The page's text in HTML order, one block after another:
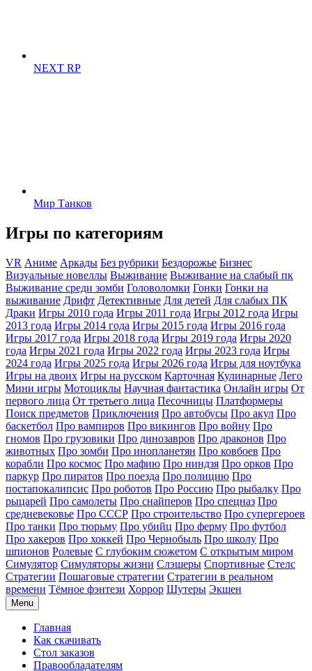
NEXT RP
Мир Танков
Игры по категориям
VR Аниме Аркады Без рубрики Бездорожье Бизнес
Визуальные новеллы Выживание Выживание на слабый пк
Выживание среди зомби Головоломки Гонки Гонки на
выживание Дрифт Детективные Для детей Для слабых ПК
Драки Игры 2010 года Игры 2011 года Игры 2012 года Игры
2013 года Игры 2014 года Игры 2015 года Игры 2016 года
Игры 2017 года Игры 2018 года Игры 2019 года Игры 2020
года Игры 2021 года Игры 2022 года Игры 2023 года Игры
2024 года Игры 2025 года Игры 2026 года Игры для ноутбука
Игры на двоих Игры на русском Карточная Кулинарные Лего
Мини игры Мотоциклы Научная фантастика Онлайн игры От
первого лица От третьего лица Песочницы Платформеры
Поиск предметов Приключения Про автобусы Про акул Про
баскетбол Про вампиров Про викингов Про войну Про
гномов Про грузовики Про динозавров Про драконов Про
животных Про зомби Про инопланетян Про ковбоев Про
корабли Про космос Про мафию Про ниндзя Про орков Про
паркур Про пиратов Про поезда Про полицию Про
постапокалипсис Про роботов Про Россию Про рыбалку Про
рыцарей Про самолеты Про снайперов Про спецназ Про
средневековье Про СССР Про строительство Про супергероев
Про танки Про тюрьму Про убийц Про ферму Про футбол
Про хакеров Про хоккей Про Чернобыль Про школу Про
шпионов Ролевые С глубоким сюжетом С открытым миром
Симулятор Симуляторы жизни Слэшеры Спортивные Стелс
Стратегии Пошаговые стратегии Стратегии в реальном
времени Тёмное фэнтези Хоррор Шутеры Экшен
Menu
Главная
Как скачивать
Стол заказов
Правообладателям